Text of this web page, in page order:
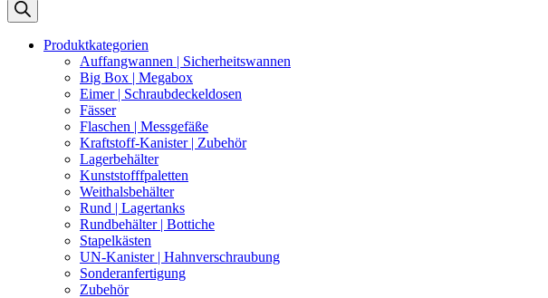
Produktkategorien
Auffangwannen | Sicherheitswannen
Big Box | Megabox
Eimer | Schraubdeckeldosen
Fässer
Flaschen | Messgefäße
Kraftstoff-Kanister | Zubehör
Lagerbehälter
Kunststofffpaletten
Weithalsbehälter
Rund | Lagertanks
Rundbehälter | Bottiche
Stapelkästen
UN-Kanister | Hahnverschraubung
Sonderanfertigung
Zubehör